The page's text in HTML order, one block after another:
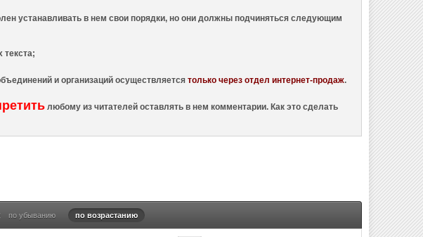
устанавливать в нем свои порядки, но они должны подчиняться следующим
текста;
и организаций осуществляетсятолько через отдел интернет-продаж.
любому из читателей оставлять в нем комментарии. Как это сделать
по убыванию по возрастанию